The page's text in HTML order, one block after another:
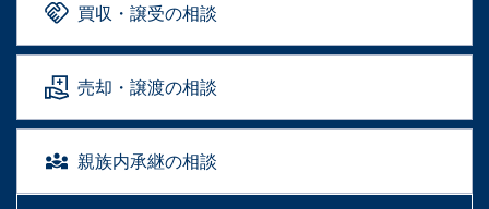
買収・譲受の相談
売却・譲渡の相談
親族内承継の相談